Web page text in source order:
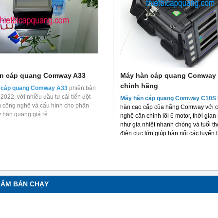
quang OTDR APL-2
Máy đo OTDR EXFO MAX-730D –
cáp quang Comway A33
cáp quang Comway A33phiên bản
với nhiều đầu tư cải tiến đột
công nghệ và cấu hình cho phân
hàn quang giá rẻ.
Máy hàn cáp quang Comway
chính hãng
Máy hàn cáp quang Comway C10S
hàn cao cấp của hãng Comway với
nghệ căn chỉnh lõi 6 motor, thời gian
như gia nhiệt nhanh chóng và tuổi
điện cực lớn giúp hàn nối các tuyến
BÁN CHẠY